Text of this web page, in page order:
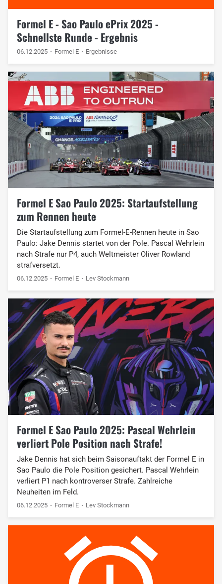
Formel E - Sao Paulo ePrix 2025 -
Schnellste Runde - Ergebnis
06.12.2025 Formel E Ergebnisse
Formel E Sao Paulo 2025: Startaufstellung
zum Rennen heute
Die Startaufstellung zum Formel-E-Rennen heute in Sao
Paulo: Jake Dennis startet von der Pole. Pascal Wehrlein
nach Strafe nur P4, auch Weltmeister Oliver Rowland
strafversetzt.
06.12.2025 Formel E Lev Stockmann
Formel E Sao Paulo 2025: Pascal Wehrlein
verliert Pole Position nach Strafe!
Jake Dennis hat sich beim Saisonauftakt der Formel E in
Sao Paulo die Pole Position gesichert. Pascal Wehrlein
verliert P1 nach kontroverser Strafe. Zahlreiche
Neuheiten im Feld.
06.12.2025 Formel E Lev Stockmann